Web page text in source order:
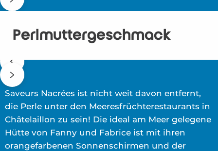
Perlmuttergeschmack
Saveurs Nacrées ist nicht weit davon entfernt,
die Perle unter den Meeresfrüchterestaurants in
Châtelaillon zu sein! Die ideal am Meer gelegene
Hütte von Fanny und Fabrice ist mit ihren
orangefarbenen Sonnenschirmen und der